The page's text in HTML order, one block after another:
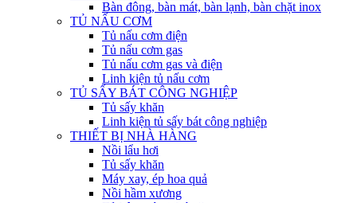
Bàn đông, bàn mát, bàn lạnh, bàn chặt inox
TỦ NẤU CƠM
Tủ nấu cơm điện
Tủ nấu cơm gas
Tủ nấu cơm gas và điện
Linh kiện tủ nấu cơm
TỦ SẤY BÁT CÔNG NGHIỆP
Tủ sấy khăn
Linh kiện tủ sấy bát công nghiệp
THIẾT BỊ NHÀ HÀNG
Nồi lẩu hơi
Tủ sấy khăn
Máy xay, ép hoa quả
Nồi hầm xương